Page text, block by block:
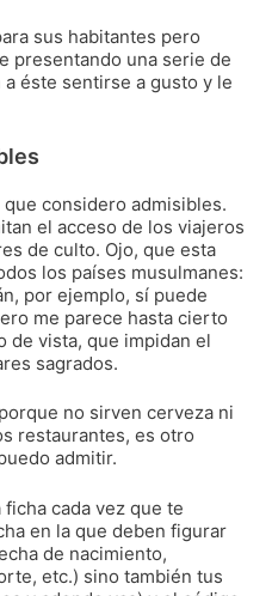
sus habitantes pero
presentando una serie de
éste sentirse a gusto y le
considero admisibles.
el acceso de los viajeros
de culto. Ojo, que esta
los países musulmanes:
por ejemplo, sí puede
me parece hasta cierto
de vista, que impidan el
sagrados.
no sirven cerveza ni
restaurantes, es otro
admitir.
cada vez que te
en la que deben figurar
de nacimiento,
etc.) sino también tus